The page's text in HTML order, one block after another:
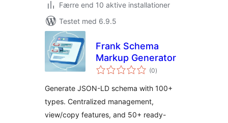
Færre end 10 aktive installationer
Testet med 6.9.5
Frank Schema
Markup Generator
(0totale
bedømmelser
)
Generate JSON-LD schema with 100+
types. Centralized management,
view/copy features, and 50+ ready-